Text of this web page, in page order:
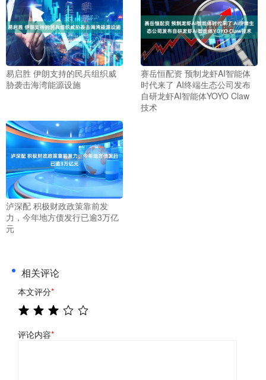
易启胜 伊朗支持的民兵组织威
胁袭击海湾能源设施
赛岳恒配资 预制龙虾AI智能体
时代来了 AI终端生态公司发布
自研龙虾AI智能体YOYO Claw
技术
泸深配 积极财政政策靠前发
力，今年地方债发行已逾3万亿
元
相关评论
本文评分*
评论内容*